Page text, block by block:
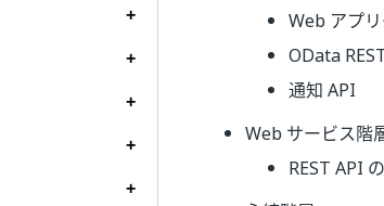
Web アプ
OData
通知 API
Web サービス階
REST API